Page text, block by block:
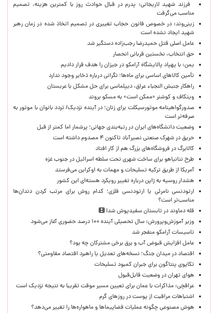
فرزند شهید لاریجانی: پدرم در قبال حوادث روز با کمترین هزینه، تصمیم
مناسب می‌گرفت
زینی‌وند: در خصوص قانون حجاب تغییری در تصمیم اتخاذ شده در زمان رهبر
شهید ایجاد نشده است
عامل اصلی قتل حمیدرضا رجب‌زاده دستگیر شد
حق انتخاب، نخستین قربانی انحصار
یمن: با پهپاد پالایشگاه آرامکو در جیزان را هدف قرار دادیم
تأمین کالاهای اساسی برای ماه‌ها؛ نگرانی درباره ذخایر وجود ندارد
راهکار جنبش النجباء عراق، دیپلماسی برای حل مشکل با عربستان
ویتکاف و کوشنر «ممکن است» به مسکو بروند
صدورگواهینامه موتورسیکلت برای زنان؛ در آینده نزدیک/ تردد بانوان با موتور به‌
صرفه‌تر است
وضعیت دانشگاه‌های ایران در رتبه‌بندی جهانی؛ پرشمار اما کمتر از قبل
حریق در شهرک صنعتی نصیرآباد تاکنون ۴ مصدوم داشته است
کالابرگ در فروشگاه‌های بزرگ هم از کار افتاد
طرح نتانیاهو برای ساخت شهری تحت سلطه اسرائیل در جنوب غزه
آمریکا از طریق ترکیه تسلیحات و مهمات به اوکراین می‌فرستد
هشدار روسیه به ژاپن درباره تغییر رویکرد هسته‌ای این کشور
ارتودنسی نامرئی یا ارتودنسی فلزی؛ کدام روش برای مرتب کردن دندان‌ها
مناسب‌تر است؟
قله دماوند در تابستان سفیدپوش شد!
وزیر آموزش‌وپرورش: سال تحصیلی آینده ۱۰۰ درصد حضوری آغاز می‌شود
تاسیسات آرامکو منفجر شد
عامل افزایش قبوض آب و برق برخی مشترکان چه بود؟
اقتصاد در میدان جنگ؛ نسخه‌های تعدیل یا راهبرد اقتصاد مقاومتی؟
تکاپوی پنتاگون برای جبران کمبود تسلیحات
هوای تهران در وضعیت قابل‌قبول
عراقچی: مذاکرات با عمان برای تعیین مسیر موقت تقریبا به نتیجه نزدیک است
اشتباهات مراقبت از پوست در روزهای گرم
هوش مصنوعی چگونه عملیات فضاپیماها و ماهواره‌ها را تغییر می‌دهد؟